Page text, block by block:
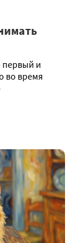
и
во время